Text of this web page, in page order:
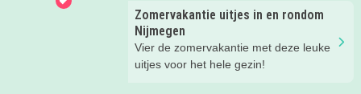
je de leukste tips voor op én in het
water.
Zomervakantie uitjes in en rondom
Nijmegen
Vier de zomervakantie met deze leuke
uitjes voor het hele gezin!